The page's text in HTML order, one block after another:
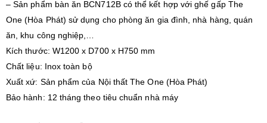
– Sản phẩm bàn ăn BCN712B có thể kết hợp với ghế gấp The
One (Hòa Phát) sử dụng cho phòng ăn gia đình, nhà hàng, quán
ăn, khu công nghiệp,…
Kích thước: W1200 x D700 x H750 mm
Chất liệu: Inox toàn bộ
Xuất xứ: Sản phẩm của Nội thất The One (Hòa Phát)
Bảo hành: 12 tháng theo tiêu chuẩn nhà máy